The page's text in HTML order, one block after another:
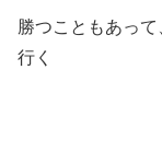
勝つこともあっ
行く